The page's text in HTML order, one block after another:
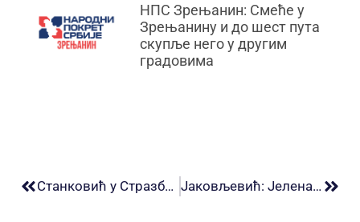
НПС Зрењанин: Смеће у
Зрењанину и до шест пута
скупље него у другим
градовима
Станковић у Стразбуру: Уместо оптужнице и избора, имамо све већу репресију Јаковљевић: Јелена Попадић Сумић се бори за наше право да знамо све